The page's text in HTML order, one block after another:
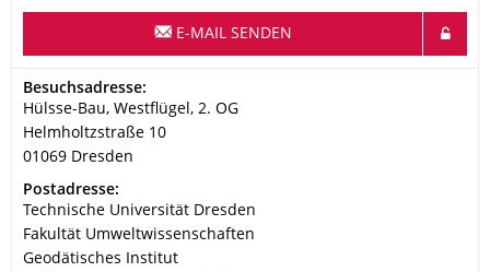
E-MAIL SENDEN
Adresse
Besuchsadresse:
Hülsse-Bau, Westflügel, 2. OG
Helmholtzstraße 10
01069 Dresden
Adresse
Postadresse:
Technische Universität Dresden
Fakultät Umweltwissenschaften
Geodätisches Institut